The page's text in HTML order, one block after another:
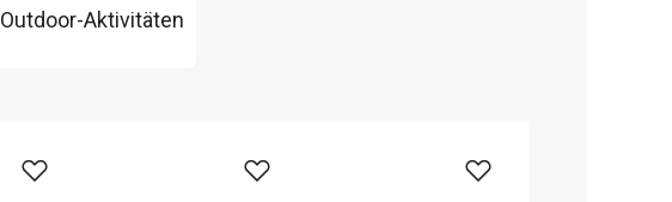
Outdoor-Aktivitäten